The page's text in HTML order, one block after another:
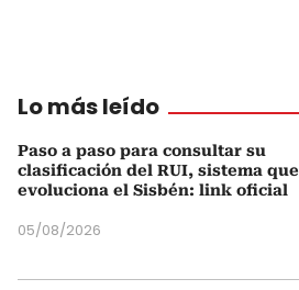
Lo más leído
Paso a paso para consultar su
clasificación del RUI, sistema que
evoluciona el Sisbén: link oficial
05/08/2026